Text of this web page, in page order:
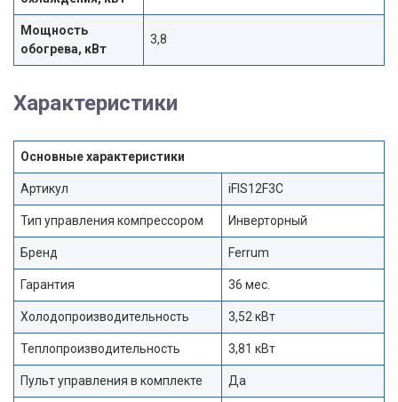
Мощность
обогрева, кВт
3,8
Характеристики
Основные характеристики
Артикул iFIS12F3С
Тип управления компрессором Инверторный
Бренд Ferrum
Гарантия 36 мес.
Холодопроизводительность 3,52 кВт
Теплопроизводительность 3,81 кВт
Пульт управления в комплекте Да